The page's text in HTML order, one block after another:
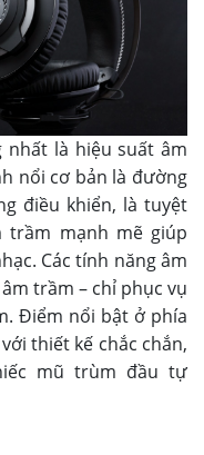
nhất là hiệu suất âm
nổi cơ bản là đường
điều khiển, là tuyệt
trầm mạnh mẽ giúp
Các tính năng âm
trầm – chỉ phục vụ
Điểm nổi bật ở phía
thiết kế chắc chắn,
mũ trùm đầu tự